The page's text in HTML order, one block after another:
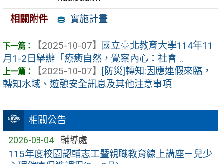
相關公告
2026-08-04 輔導處
115年度校園認輔志工暨親職教育線上講座－兒少
相關附件
實施計畫
【2025-10-07】
國立臺北教育大學114年11
月1-2日舉辦「療癒自然，覺察內心：社會 ...
【2025-10-07】 [防災]轉知:因應連假來臨，
轉知水域、遊憩安全訊息及其他注意事項